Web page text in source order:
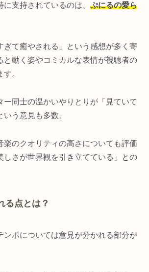
支持されているのは、 ぷにるの愛ら
ぎて癒やされる」という感想が多く寄
と動く姿やコミカルな表情が視聴者の
。
ー同士の温かいやりとりが「見ていて
う意見も多数。
楽のクオリティの高さについても評価
しさが世界観を引き立てている」との
る点とは？
ンポについては意見が分かれる部分が